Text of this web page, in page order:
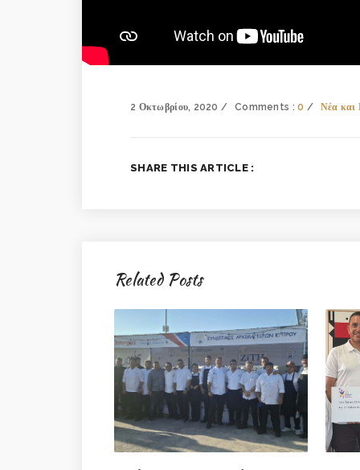
2 Οκτωβρίου, 2020 Comments :0 Νέα
SHARE THIS ARTICLE :
Related Posts